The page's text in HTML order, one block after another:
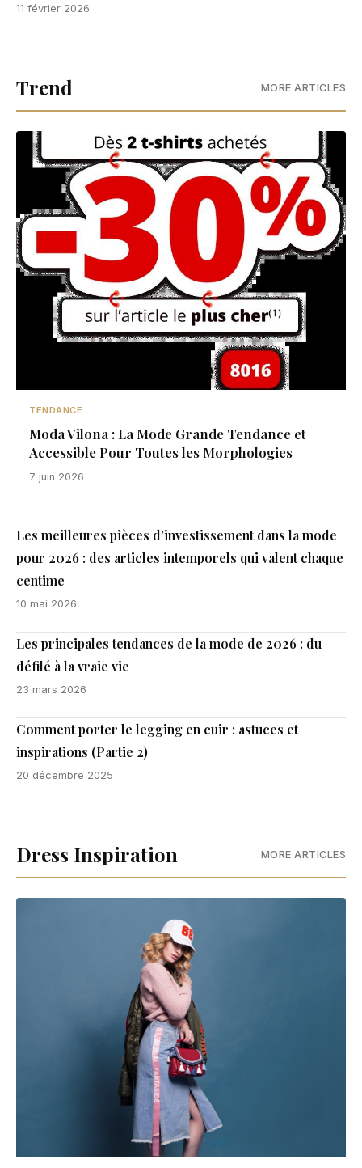
11 février 2026
Trend MORE ARTICLES
TENDANCE
Moda Vilona : La Mode Grande Tendance et
Accessible Pour Toutes les Morphologies
7 juin 2026
Les meilleures pièces d’investissement dans la mode
pour 2026 : des articles intemporels qui valent chaque
centime
10 mai 2026
Les principales tendances de la mode de 2026 : du
défilé à la vraie vie
23 mars 2026
Comment porter le legging en cuir : astuces et
inspirations (Partie 2)
20 décembre 2025
Dress Inspiration MORE ARTICLES